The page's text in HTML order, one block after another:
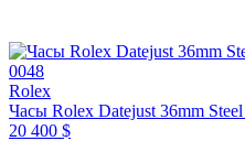
Rolex
Часы Rolex Datejust 36mm
20 400 $